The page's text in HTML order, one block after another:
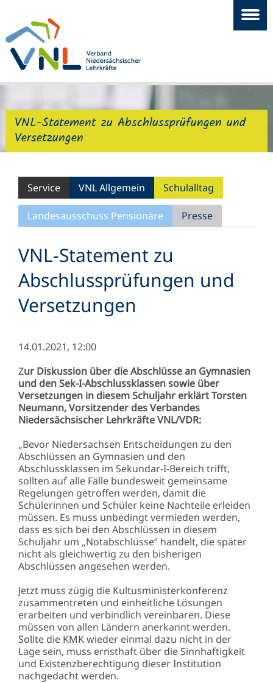
VNL-Statement zu Abschlussprüfungen und
Versetzungen
Service VNL Allgemein Schulalltag
Landesausschuss Pensionäre Presse
VNL-Statement zu
Abschlussprüfungen und
Versetzungen
14.01.2021, 12:00
Zur Diskussion über die Abschlüsse an Gymnasien
und den Sek-I-Abschlussklassen sowie über
Versetzungen in diesem Schuljahr erklärt Torsten
Neumann, Vorsitzender des Verbandes
Niedersächsischer Lehrkräfte VNL/VDR:
„Bevor Niedersachsen Entscheidungen zu den
Abschlüssen an Gymnasien und den
Abschlussklassen im Sekundar-I-Bereich trifft,
sollten auf alle Fälle bundesweit gemeinsame
Regelungen getroffen werden, damit die
Schülerinnen und Schüler keine Nachteile erleiden
müssen. Es muss unbedingt vermieden werden,
dass es sich bei den Abschlüssen in diesem
Schuljahr um „Notabschlüsse“ handelt, die später
nicht als gleichwertig zu den bisherigen
Abschlüssen angesehen werden.
Jetzt muss zügig die Kultusministerkonferenz
zusammentreten und einheitliche Lösungen
erarbeiten und verbindlich vereinbaren. Diese
müssen von allen Ländern anerkannt werden.
Sollte die KMK wieder einmal dazu nicht in der
Lage sein, muss ernsthaft über die Sinnhaftigkeit
und Existenzberechtigung dieser Institution
nachgedacht werden.